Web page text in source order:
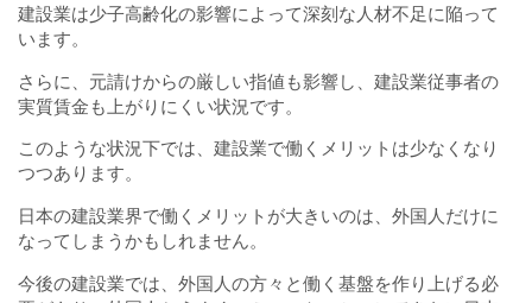
建設業は少子高齢化の影響によって深刻な人材不足に陥って
います。
さらに、元請けからの厳しい指値も影響し、建設業従事者の
実質賃金も上がりにくい状況です。
このような状況下では、建設業で働くメリットは少なくなり
つつあります。
日本の建設業界で働くメリットが大きいのは、外国人だけに
なってしまうかもしれません。
今後の建設業では、外国人の方々と働く基盤を作り上げる必